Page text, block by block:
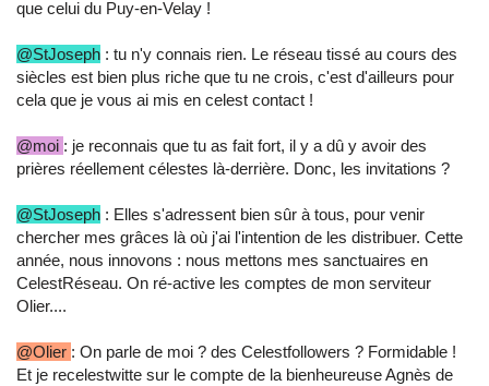
que celui du Puy-en-Velay !
@StJoseph : tu n'y connais rien. Le réseau tissé au cours des
siècles est bien plus riche que tu ne crois, c'est d'ailleurs pour
cela que je vous ai mis en celest contact !
@moi : je reconnais que tu as fait fort, il y a dû y avoir des
prières réellement célestes là-derrière. Donc, les invitations ?
@StJoseph : Elles s'adressent bien sûr à tous, pour venir
chercher mes grâces là où j'ai l'intention de les distribuer. Cette
année, nous innovons : nous mettons mes sanctuaires en
CelestRéseau. On ré-active les comptes de mon serviteur
Olier....
@Olier : On parle de moi ? des Celestfollowers ? Formidable !
Et je recelestwitte sur le compte de la bienheureuse Agnès de